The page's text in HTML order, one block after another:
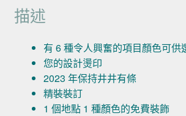
描述
有 6 種令人興奮的項目顏色可供
您的設計燙印
2023 年保持井井有條
精裝裝訂
1 個地點 1 種顏色的免費裝飾